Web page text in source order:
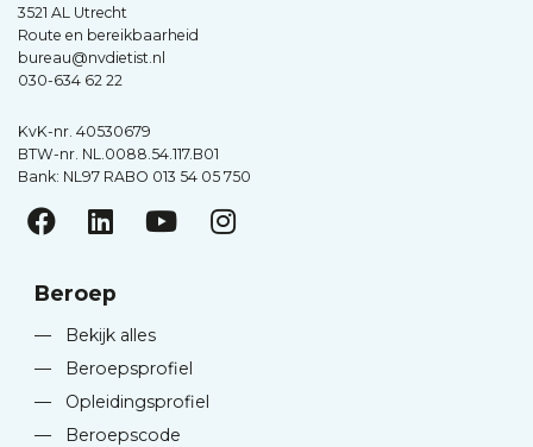
3521 AL Utrecht
Route en bereikbaarheid
bureau@nvdietist.nl
030-634 62 22
KvK-nr. 40530679
BTW-nr. NL.0088.54.117.B01
Bank: NL97 RABO 013 54 05 750
Beroep
—
Bekijk alles
—
Beroepsprofiel
—
Opleidingsprofiel
—
Beroepscode